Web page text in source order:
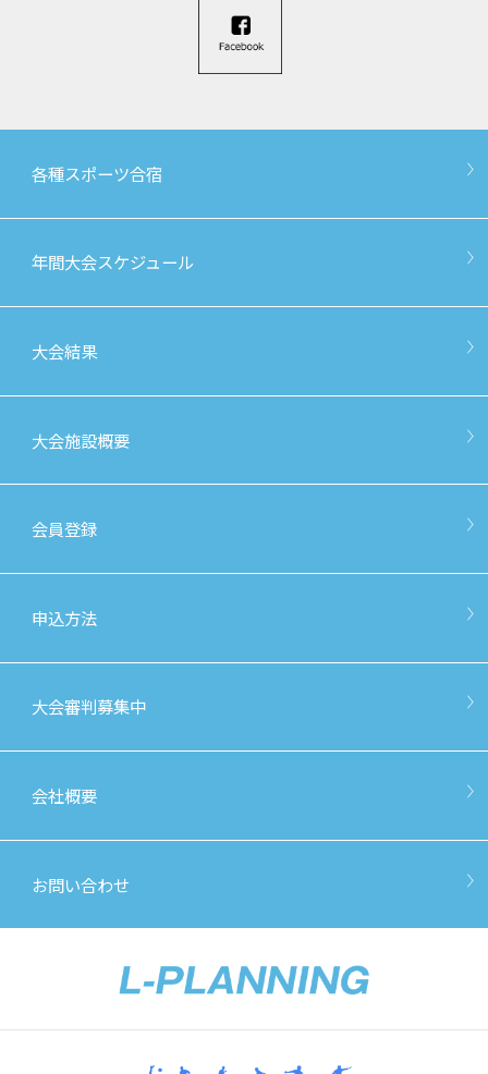
各種スポーツ合宿
年間大会スケジュール
大会結果
大会施設概要
会員登録
申込方法
大会審判募集中
会社概要
お問い合わせ